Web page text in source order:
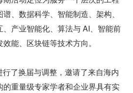
、数据科学、智能制造、架构、
产业智能化、算法与 AI、智能前
能、区块链等技术方向。
了换届与调整，邀请了来自海内
重量级专家学者和企业界具有实